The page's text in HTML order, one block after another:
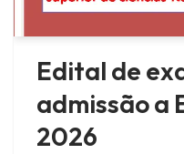
Edital de
admissão a
2026